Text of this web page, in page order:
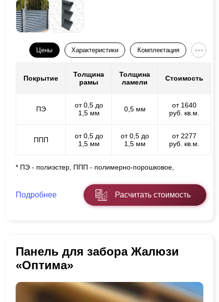
Цены Характеристики Комплектация
Покрытие
Толщина
рамы
Толщина
ламели
Стоимость
ПЭ
от 0,5 до
1,5 мм
0,5 мм
от 1640
руб. кв.м.
ППП
от 0,5 до
1,5 мм
от 0,5 до
1,5 мм
от 2277
руб. кв.м.
* ПЭ - полиэстер, ППП - полимерно-порошковое,
Подробнее Расчитать стоимость
Панель для забора Жалюзи
«Оптима»